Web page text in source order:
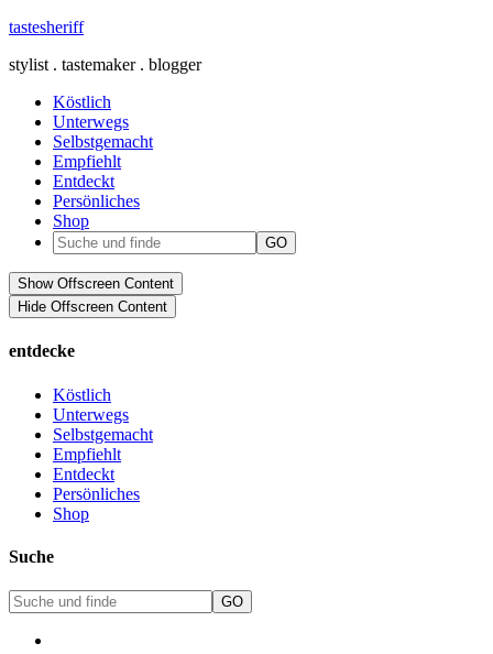
tastesheriff
stylist . tastemaker . blogger
Köstlich
Unterwegs
Selbstgemacht
Empfiehlt
Entdeckt
Persönliches
Shop
Show Offscreen Content
Hide Offscreen Content
entdecke
Köstlich
Unterwegs
Selbstgemacht
Empfiehlt
Entdeckt
Persönliches
Shop
Suche